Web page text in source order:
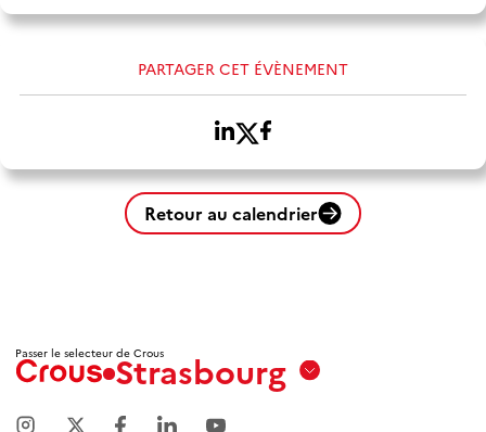
PARTAGER CET ÉVÈNEMENT
Retour au calendrier
Passer le selecteur de CrousStrasbourg
Marseille